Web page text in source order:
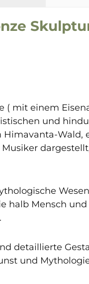
( mit einem
und
Mensch
detaillierte
und